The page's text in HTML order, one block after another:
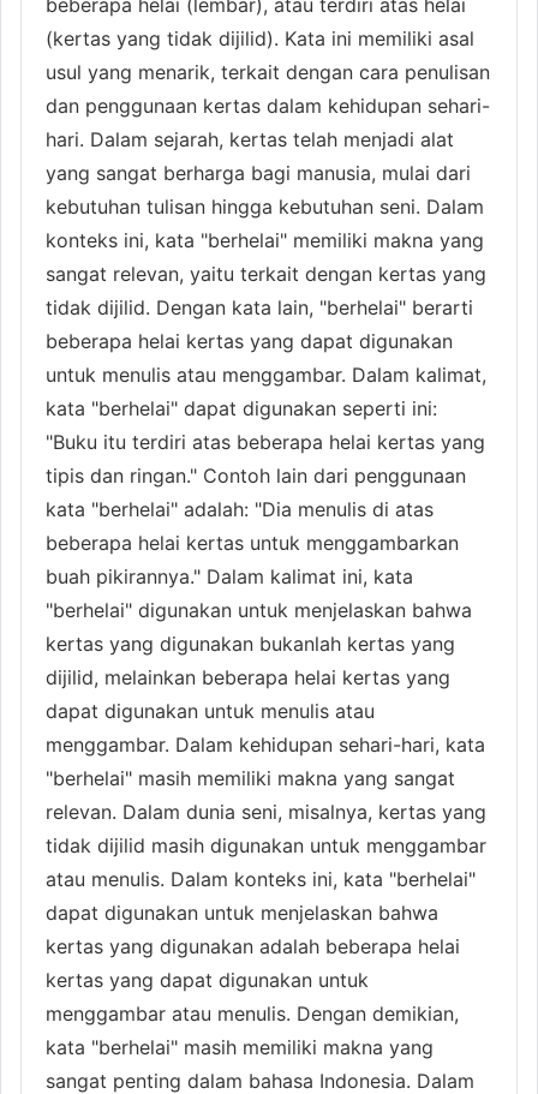
(kertas yang tidak dijilid). Kata ini memiliki asal
usul yang menarik, terkait dengan cara penulisan
dan penggunaan kertas dalam kehidupan sehari-
hari. Dalam sejarah, kertas telah menjadi alat
yang sangat berharga bagi manusia, mulai dari
kebutuhan tulisan hingga kebutuhan seni. Dalam
konteks ini, kata "berhelai" memiliki makna yang
sangat relevan, yaitu terkait dengan kertas yang
tidak dijilid. Dengan kata lain, "berhelai" berarti
beberapa helai kertas yang dapat digunakan
untuk menulis atau menggambar. Dalam kalimat,
kata "berhelai" dapat digunakan seperti ini:
"Buku itu terdiri atas beberapa helai kertas yang
tipis dan ringan." Contoh lain dari penggunaan
kata "berhelai" adalah: "Dia menulis di atas
beberapa helai kertas untuk menggambarkan
buah pikirannya." Dalam kalimat ini, kata
"berhelai" digunakan untuk menjelaskan bahwa
kertas yang digunakan bukanlah kertas yang
dijilid, melainkan beberapa helai kertas yang
dapat digunakan untuk menulis atau
menggambar. Dalam kehidupan sehari-hari, kata
"berhelai" masih memiliki makna yang sangat
relevan. Dalam dunia seni, misalnya, kertas yang
tidak dijilid masih digunakan untuk menggambar
atau menulis. Dalam konteks ini, kata "berhelai"
dapat digunakan untuk menjelaskan bahwa
kertas yang digunakan adalah beberapa helai
kertas yang dapat digunakan untuk
menggambar atau menulis. Dengan demikian,
kata "berhelai" masih memiliki makna yang
sangat penting dalam bahasa Indonesia. Dalam